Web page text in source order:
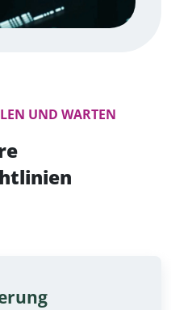
UND WARTEN